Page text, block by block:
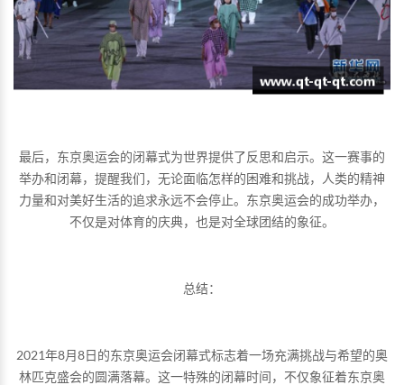
最后，东京奥运会的闭幕式为世界提供了反思和启示。这一赛事的
举办和闭幕，提醒我们，无论面临怎样的困难和挑战，人类的精神
力量和对美好生活的追求永远不会停止。东京奥运会的成功举办，
不仅是对体育的庆典，也是对全球团结的象征。
总结：
2021年8月8日的东京奥运会闭幕式标志着一场充满挑战与希望的奥
林匹克盛会的圆满落幕。这一特殊的闭幕时间，不仅象征着东京奥